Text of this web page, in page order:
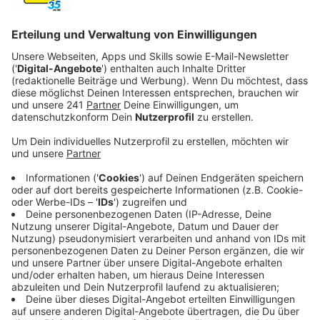
Tobi und Gregor, besser bekannt als YouNotUs, haben
in diesem Sommer schon auf diversen Festivals
gespielt. Eines ihrer Highlights stand gerade erst
bevor: Das Parookaville Festival am Flughafen Weeze.
Wie der Festivalsommer lief und worum es in ihrer
neuen Single geht, verraten uns die beiden Berlinr,
wenn sie uns im Studio besuchen. Das Interview hört
ihr dann am Mittwoch an dieser Stelle.
Anzeige